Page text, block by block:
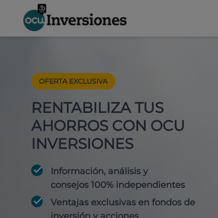
OFERTA EXCLUSIVA
RENTABILIZA TUS
AHORROS CON OCU
INVERSIONES
Información, análisis y
consejos 100% independientes
Ventajas exclusivas en fondos de